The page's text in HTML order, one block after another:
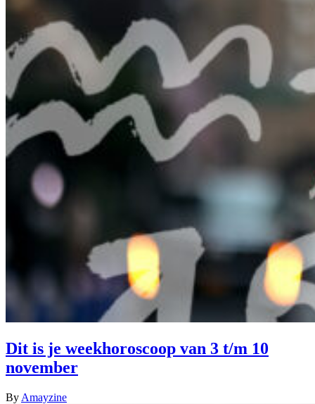
Dit is je weekhoroscoop van 3 t/m 10
november
By Amayzine